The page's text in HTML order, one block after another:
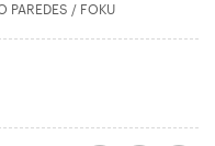
PAREDES / FOKU